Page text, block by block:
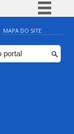
BR
MAPA DO SITE